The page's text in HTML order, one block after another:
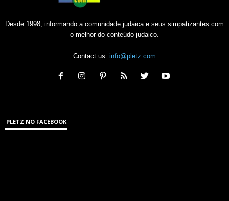
Desde 1998, informando a comunidade judaica e seus simpatizantes com
o melhor do conteúdo judaico.
Contact us: info@pletz.com
PLETZ NO FACEBOOK